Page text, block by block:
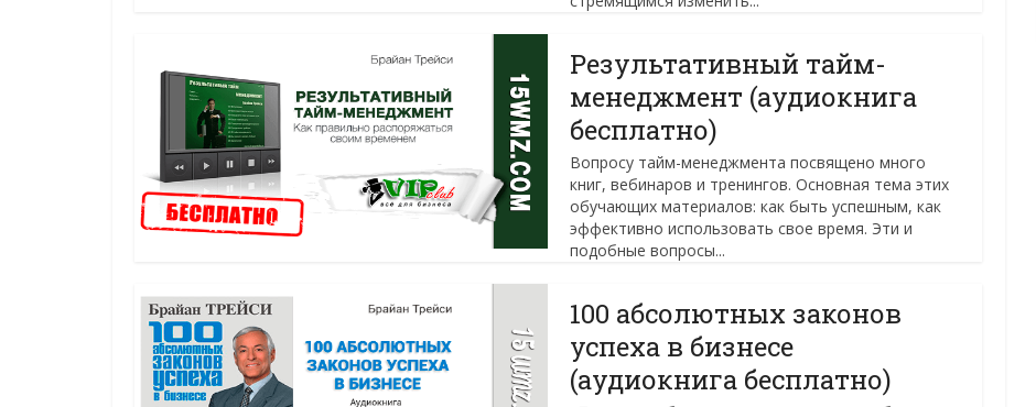
Результативный тайм-
менеджмент (аудиокнига
бесплатно)
Вопросу тайм-менеджмента посвящено много
книг, вебинаров и тренингов. Основная тема этих
обучающих материалов: как быть успешным, как
эффективно использовать свое время. Эти и
подобные вопросы...
100 абсолютных законов
успеха в бизнесе
(аудиокнига бесплатно)